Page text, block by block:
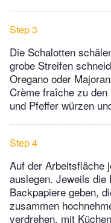
Step 3
Die Schalotten
grobe Streifen
Oregano oder
Crème fraîche zu
und Pfeffer würzen
Step 4
Auf der Arbeitsfläche
auslegen. Jeweils
Backpapiere geben,
zusammen
verdrehen, mit